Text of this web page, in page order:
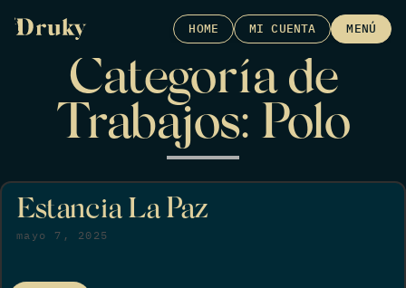
HOME MI CUENTA MENÚ
Categoría de
Trabajos: Polo
Estancia La Paz
mayo 7, 2025